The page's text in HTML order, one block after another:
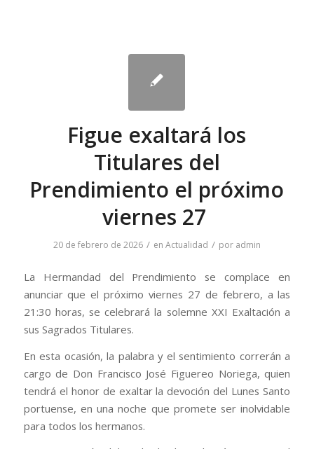
Figue exaltará los
Titulares del
Prendimiento el próximo
viernes 27
20 de febrero de 2026 / en Actualidad / por admin
La Hermandad del Prendimiento se complace en
anunciar que el próximo viernes 27 de febrero, a las
21:30 horas, se celebrará la solemne XXI Exaltación a
sus Sagrados Titulares.
En esta ocasión, la palabra y el sentimiento correrán a
cargo de Don Francisco José Figuereo Noriega, quien
tendrá el honor de exaltar la devoción del Lunes Santo
portuense, en una noche que promete ser inolvidable
para todos los hermanos.